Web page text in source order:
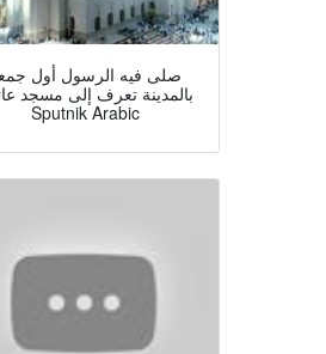
صلى فيه الرسول أول
بالمدينة تعرف إلى مسجد
Sputnik Arabic